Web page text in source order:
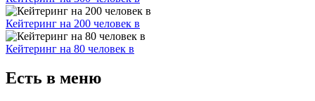
Кейтеринг на 200 человек в
Кейтеринг на 80 человек в
Есть в меню